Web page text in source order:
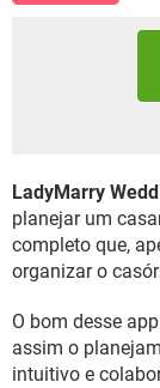
INSTAGRAM
GUIA DE COMPRAS
LadyMarry
planejar um
completo que,
organizar o
O bom desse
assim o
intuitivo e